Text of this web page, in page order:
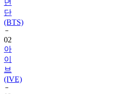
(BTS)
02
아
이
브
(IVE)
03
데